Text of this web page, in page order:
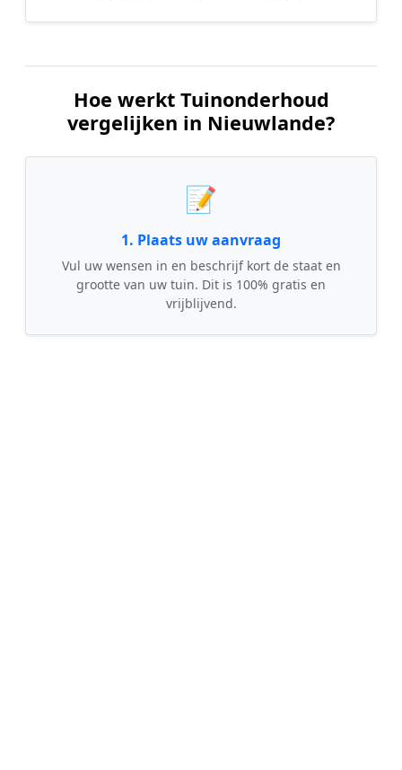
Hoe werkt Tuinonderhoud
vergelijken in Nieuwlande?
📝
1. Plaats uw aanvraag
Vul uw wensen in en beschrijf kort de staat en
grootte van uw tuin. Dit is 100% gratis en
vrijblijvend.